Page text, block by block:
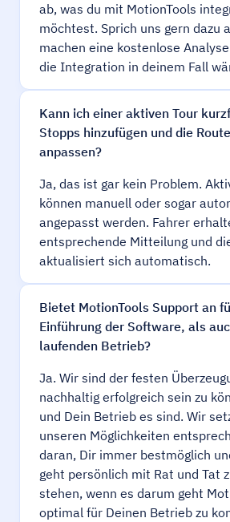
ab, was du mit MotionTools
möchtest. Sprich uns gern dazu
machen eine kostenlose
die Integration in deinem Fall
Kann ich einer aktiven Tour
Stopps hinzufügen und die Route
anpassen?
Ja, das ist gar kein Problem.
können manuell oder sogar
angepasst werden. Fahrer
entsprechende Mitteilung und
aktualisiert sich automatisch.
Bietet MotionTools Support an
Einführung der Software, als
laufenden Betrieb?
Ja. Wir sind der festen
nachhaltig erfolgreich sein zu
und Dein Betrieb es sind. Wir
unseren Möglichkeiten
daran, Dir immer bestmöglich
geht persönlich mit Rat und Tat
stehen, wenn es darum geht
optimal für Deinen Betrieb zu